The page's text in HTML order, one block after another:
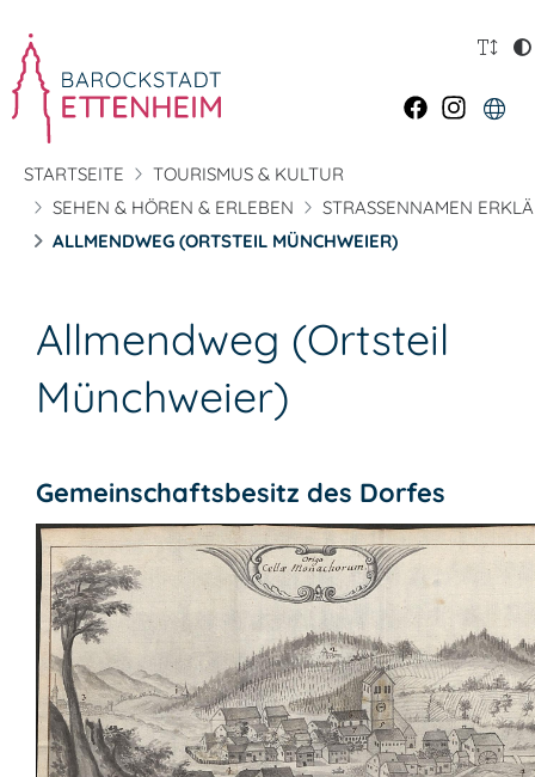
STARTSEITE
TOURISMUS & KULTUR
SEHEN & HÖREN & ERLEBEN
STRASSENNAMEN
ALLMENDWEG (ORTSTEIL MÜNCHWEIER)
Allmendweg (Ortsteil
Münchweier)
Gemeinschaftsbesitz des Dorfes